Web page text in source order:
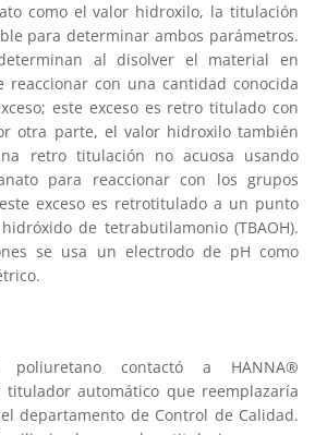
como el valor hidroxilo, la titulación
para determinar ambos parámetros.
al disolver el material en
reaccionar con una cantidad conocida
este exceso es retro titulado con
otra parte, el valor hidroxilo también
retro titulación no acuosa usando
para reaccionar con los grupos
exceso es retrotitulado a un punto
de tetrabutilamonio (TBAOH).
se usa un electrodo de pH como
contactó a HANNA®
automático que reemplazaría
departamento de Control de Calidad.